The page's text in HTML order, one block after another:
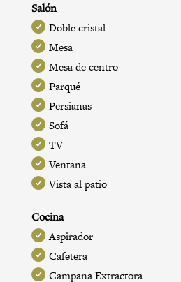
Salón
Doble cristal
Mesa
Mesa de centro
Parqué
Persianas
Sofá
TV
Ventana
Vista al patio
Cocina
Aspirador
Cafetera
Campana Extractora